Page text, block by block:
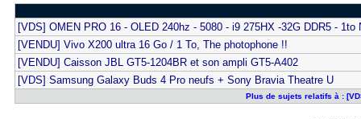
[VDS] OMEN PRO 16 - OLED 240hz - 5080 - i9 275HX -32G DDR5 - 1to
[VENDU] Vivo X200 ultra 16 Go / 1 To, The photophone !!
[VENDU] Caisson JBL GT5-1204BR et son ampli GT5-A402
[VDS] Samsung Galaxy Buds 4 Pro neufs + Sony Bravia Theatre U
Plus de sujets relatifs à :